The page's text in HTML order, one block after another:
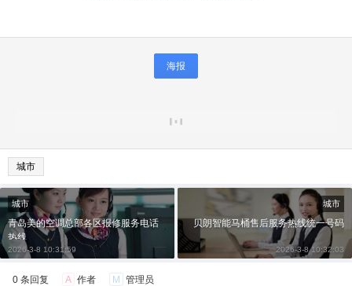
海报
城市
城市
青岛美的空调总部各区报修服务电话
热线
2026-3-8 10:31:59
城市
贝朗智能马桶售后服务热线统一号码
2026-3-8 10:32:03
0 条回复 A 作者 M 管理员